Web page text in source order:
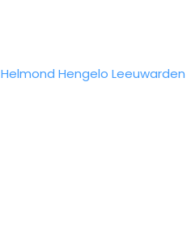
Helmond Hengelo Leeuwarden